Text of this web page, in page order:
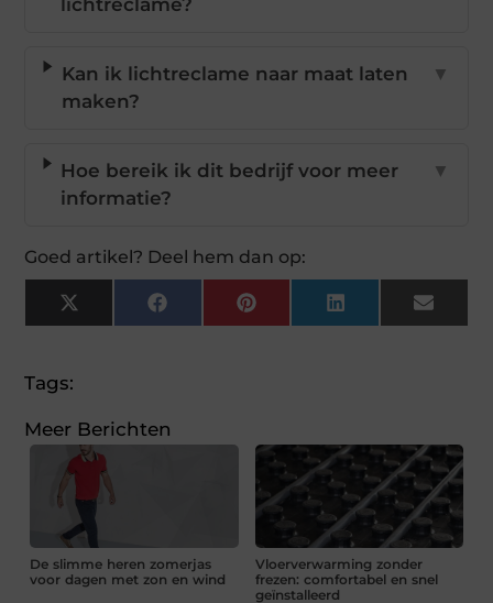
Kan ik lichtreclame naar maat laten
maken?
▼
Hoe bereik ik dit bedrijf voor meer
informatie?
▼
Goed artikel? Deel hem dan op:
X
(Twitter)
FacebookPinterestLinkedInEmail
Tags:
Meer Berichten
De slimme heren zomerjas
voor dagen met zon en wind
Vloerverwarming zonder
frezen: comfortabel en snel
geïnstalleerd